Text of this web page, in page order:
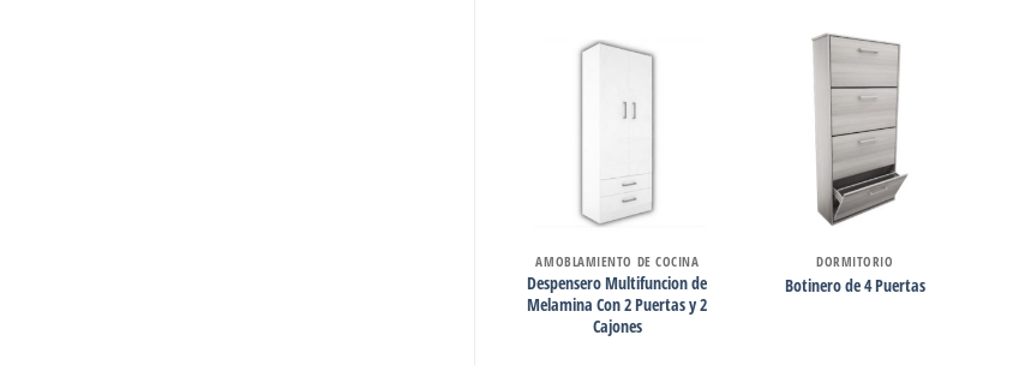
AMOBLAMIENTO DE COCINA
Despensero Multifuncion de
Melamina Con 2 Puertas y 2
Cajones
DORMITORIO
Botinero de 4 Puertas